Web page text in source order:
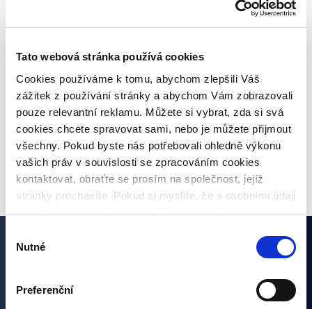
Tato webová stránka používá cookies
Cookies používáme k tomu, abychom zlepšili Váš
zážitek z používání stránky a abychom Vám zobrazovali
pouze relevantní reklamu. Můžete si vybrat, zda si svá
cookies chcete spravovat sami, nebo je můžete přijmout
všechny. Pokud byste nás potřebovali ohledně výkonu
vašich práv v souvislosti se zpracováním cookies
kontaktovat, obraťte se prosím na společnost, jejíž
stránky procházíte. Pokud si myslíte, že s osobními údaji
nenakládáme, jak bychom měli, máte možnost podat
však rádi, pokud se nejdříve obrátíte přímo na nás a
budeme tak moct Váš požadavek obratem vyřešit. Svoje
nastavení můžete kdykoliv změnit v zápatí stránky
„Nastavení cookies“.
souhlasu
Nutné
Preferenční
Pravidelné informace o poskytovatelích
Co je inflace, jaké jsou druhy a jaká bude
meziroční inflace?
VŠECHNY ČLÁNKY
Zajímají vás naše články?
Přihlašte se k odběru a nezmeškejte žádnou novinku ze